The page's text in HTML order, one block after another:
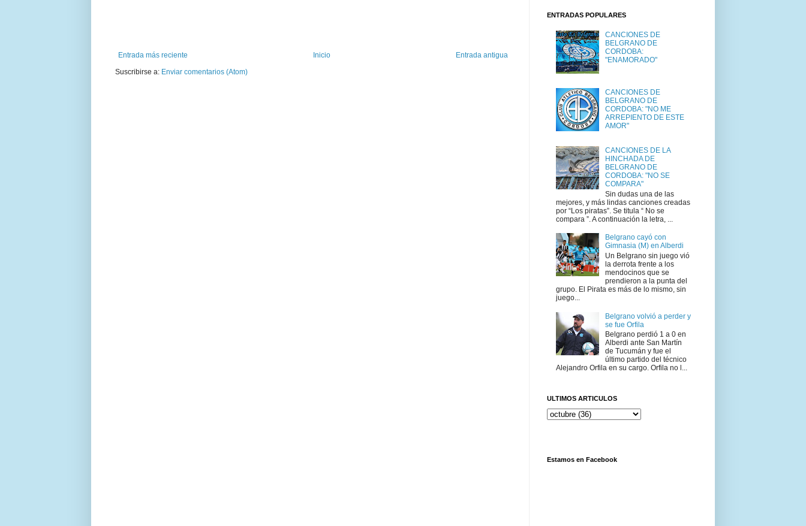
Entrada más reciente Entrada antigua
Inicio
Suscribirse a: Enviar comentarios (Atom)
ENTRADAS POPULARES
CANCIONES DE
BELGRANO DE
CORDOBA:
"ENAMORADO"
CANCIONES DE
BELGRANO DE
CORDOBA: "NO ME
ARREPIENTO DE ESTE
AMOR"
CANCIONES DE LA
HINCHADA DE
BELGRANO DE
CORDOBA: "NO SE
COMPARA"
Sin dudas una de las
mejores, y más lindas canciones creadas
por “Los piratas”. Se titula “ No se
compara ”. A continuación la letra, ...
Belgrano cayó con
Gimnasia (M) en Alberdi
Un Belgrano sin juego vió
la derrota frente a los
mendocinos que se
prendieron a la punta del
grupo. El Pirata es más de lo mismo, sin
juego...
Belgrano volvió a perder y
se fue Orfila
Belgrano perdió 1 a 0 en
Alberdi ante San Martín
de Tucumán y fue el
último partido del técnico
Alejandro Orfila en su cargo. Orfila no l...
ULTIMOS ARTICULOS
Estamos en Facebook